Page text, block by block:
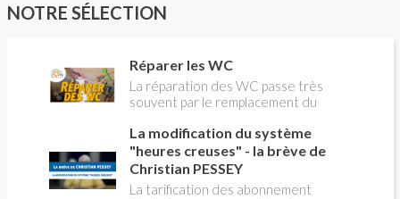
NOTRE SÉLECTION
Réparer les WC
La réparation des WC passe très
souvent par le remplacement du
expliquer
La modification du système
"heures creuses" - la brève de
Christian PESSEY
La tarification des abonnement